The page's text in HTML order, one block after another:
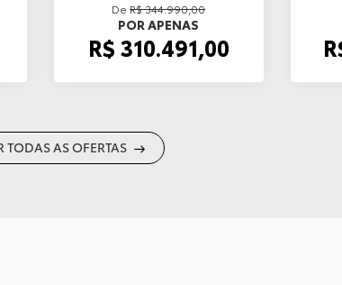
DeR$ 344.990,00
POR APENAS
R$ 310.491,00
TODAS AS OFERTAS